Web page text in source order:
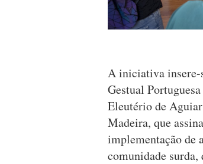
A iniciativa insere-
Gestual
Eleutério de
Madeira, que
implementação de
comunidade surda,